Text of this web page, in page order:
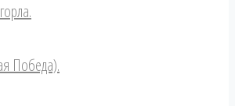
Победа).